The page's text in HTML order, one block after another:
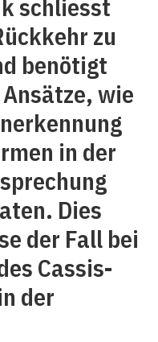
schliesst
zu
benötigt
wie
in der
Dies
der Fall bei
Cassis-
der